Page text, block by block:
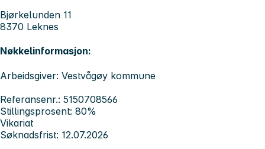
Bjørkelunden 11
8370 Leknes
Nøkkelinformasjon:
Arbeidsgiver: Vestvågøy kommune
Referansenr.: 5150708566
Stillingsprosent: 80%
Vikariat
Søknadsfrist: 12.07.2026